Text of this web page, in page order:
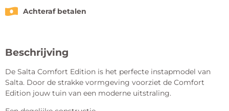
Achteraf betalen
Beschrijving
De Salta Comfort Edition is het perfecte instapmodel van
Salta. Door de strakke vormgeving voorziet de Comfort
Edition jouw tuin van een moderne uitstraling.